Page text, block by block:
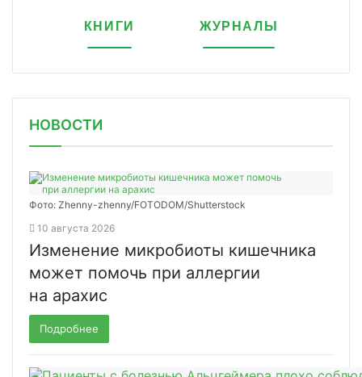
КНИГИ ЖУРНАЛЫ
НОВОСТИ
Фото: Zhenny-zhenny/FOTODOM/Shutterstock
10 августа 2026
Изменение микробиоты кишечника
может помочь при аллергии
на арахис
Подробнее